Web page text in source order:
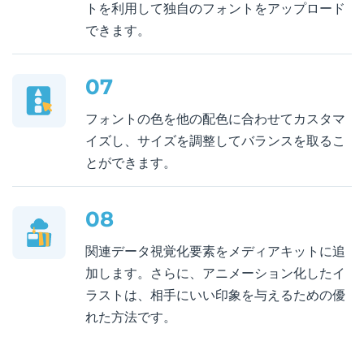
トを利用して独自のフォントをアップロード
できます。
07
フォントの色を他の配色に合わせてカスタマ
イズし、サイズを調整してバランスを取るこ
とができます。
08
関連データ視覚化要素をメディアキットに追
加します。さらに、アニメーション化したイ
ラストは、相手にいい印象を与えるための優
れた方法です。